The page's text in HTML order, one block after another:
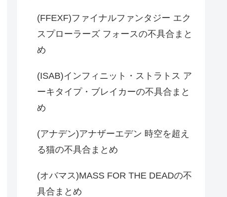
(FFEXF)ファイナルファンタジー エク
スプローラーズ フォースの不具合まと
め
(ISAB)インフィニット・ストラトス ア
ーキタイプ・ブレイカーの不具合まと
め
(アナデン)アナザーエデン 時空を超え
る猫の不具合まとめ
(オバマス)MASS FOR THE DEADの不
具合まとめ